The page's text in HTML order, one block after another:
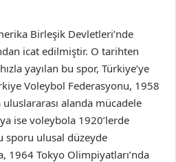
Birleşik Devletleri’nde
icat edilmiştir. O tarihten
yayılan bu spor, Türkiye’ye
Voleybol Federasyonu, 1958
alanda mücadele
ise voleybola 1920’lerde
sporu ulusal düzeyde
1964 Tokyo Olimpiyatları’nda